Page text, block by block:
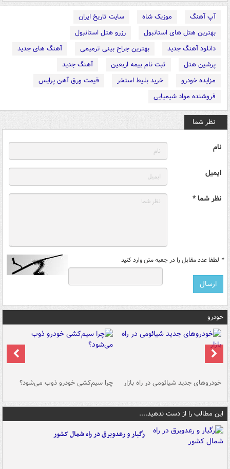
آپ آهنگ موزیک شاه
سایت تاریخ ایران
بهترین هتل های استانبول
رزرو هتل استانبول
دانلود آهنگ جدید
بهترین جراح بینی ترمیمی
آهنگ های جدید
پرشین هتل
ثبت نام بیمه اربعین
آهنگ جدید
مزایده خودرو
خرید بلیط استخر
قیمت ورق آهن پرایس
فروشنده مواد شیمیایی
نظر شما
نام
ایمیل
نظر شما *
* لطفا عدد مقابل را در جعبه متن وارد کنید
خودرو
خودروهای جدید شیائومی در راه بازار چرا سیم‌کشی خودرو ذوب می‌شود؟
این مطالب را از دست ندهید....
رگبار و رعدوبرق در راه شمال کشور